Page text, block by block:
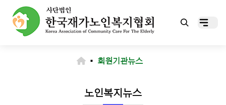
▪ 회원기관뉴스
노인복지뉴스